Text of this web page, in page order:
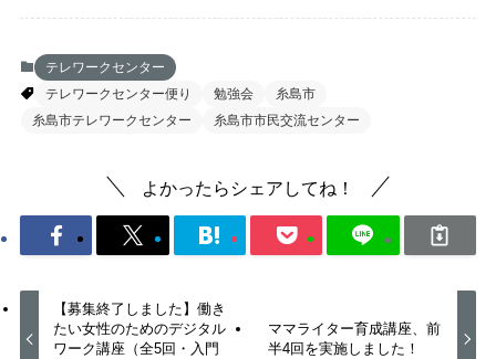
テレワークセンター
テレワークセンター便り
勉強会
糸島市
糸島市テレワークセンター
糸島市市民交流センター
よかったらシェアしてね！
【募集終了しました】働き
たい女性のためのデジタル
ワーク講座（全5回・入門
ママライター育成講座、前
半4回を実施しました！